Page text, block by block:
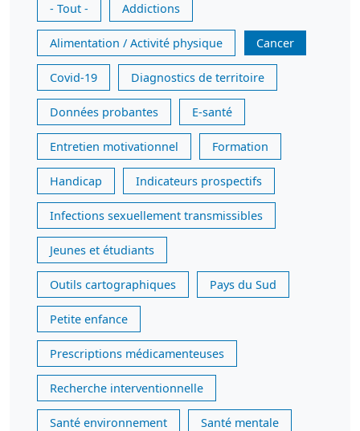
- Tout -
Addictions
Alimentation / Activité physique Cancer
Covid-19 Diagnostics de territoire
Données probantes E-santé
Entretien motivationnel Formation
Handicap Indicateurs prospectifs
Infections sexuellement transmissibles
Jeunes et étudiants
Outils cartographiques Pays du Sud
Petite enfance
Prescriptions médicamenteuses
Recherche interventionnelle
Santé environnement Santé mentale